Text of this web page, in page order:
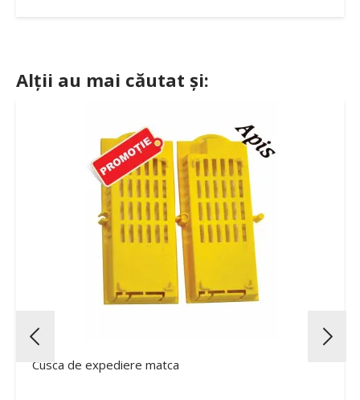
Alții au mai căutat și:
Cusca de expediere matca